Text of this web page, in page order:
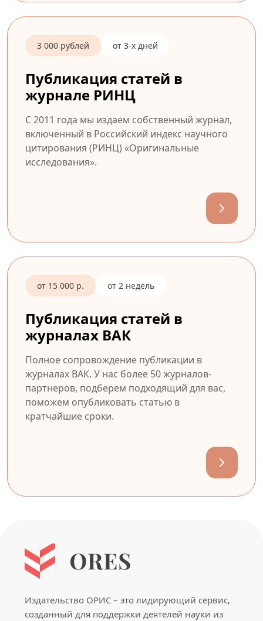
3 000 рублей от 3-х дней
Публикация статей в
журнале РИНЦ
С 2011 года мы издаем собственный журнал,
включенный в Российский индекс научного
цитирования (РИНЦ) «Оригинальные
исследования».
от 15 000 р. от 2 недель
Публикация статей в
журналах ВАК
Полное сопровождение публикации в
журналах ВАК. У нас более 50 журналов-
партнеров, подберем подходящий для вас,
поможем опубликовать статью в
кратчайшие сроки.
Издательство ОРИС – это лидирующий сервис,
созданный для поддержки деятелей науки из